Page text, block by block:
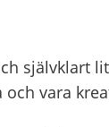
självklart
vara